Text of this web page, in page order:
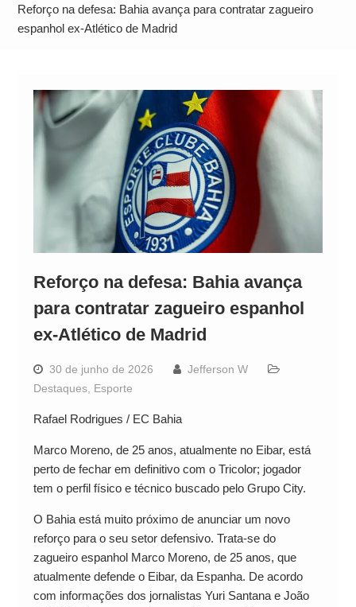
Operação Ágio: Ação policial na Bahia prende 14
suspeitos e mira rede ligada a ‘Zói de Gato’, do
Reforço na defesa: Bahia avança para contratar zagueiro
espanhol ex-Atlético de Madrid
Reforço na defesa: Bahia avança
para contratar zagueiro espanhol
ex-Atlético de Madrid
30 de junho de 2026
Jefferson W
Destaques, Esporte
Rafael Rodrigues / EC Bahia
Marco Moreno, de 25 anos, atualmente no Eibar, está
perto de fechar em definitivo com o Tricolor; jogador
tem o perfil físico e técnico buscado pelo Grupo City.
O Bahia está muito próximo de anunciar um novo
reforço para o seu setor defensivo. Trata-se do
zagueiro espanhol Marco Moreno, de 25 anos, que
atualmente defende o Eibar, da Espanha. De acordo
com informações dos jornalistas Yuri Santana e João